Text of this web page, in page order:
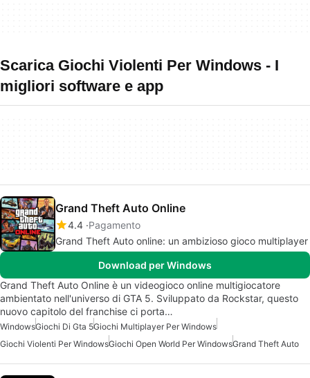
Scarica Giochi Violenti Per Windows - I
migliori software e app
Grand Theft Auto Online
4.4 Pagamento
Grand Theft Auto online: un ambizioso gioco multiplayer
Download per Windows
Grand Theft Auto Online è un videogioco online multigiocatore
ambientato nell'universo di GTA 5. Sviluppato da Rockstar, questo
nuovo capitolo del franchise ci porta…
WindowsGiochi Di Gta 5Giochi Multiplayer Per Windows
Giochi Violenti Per WindowsGiochi Open World Per WindowsGrand Theft Auto